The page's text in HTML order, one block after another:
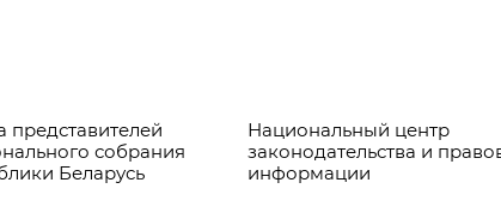
представителей
собрания
Беларусь
Национальный центр
законодательства и
информации